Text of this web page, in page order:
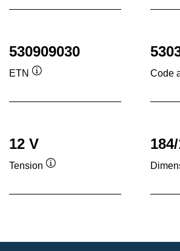
530909030
ETN
Code
12 V
Tension